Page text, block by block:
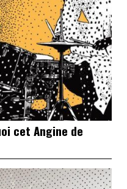
cet Angine de